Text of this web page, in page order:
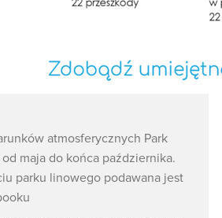
atmosferycznych Park
od maja do końca października.
parku linowego podawana jest